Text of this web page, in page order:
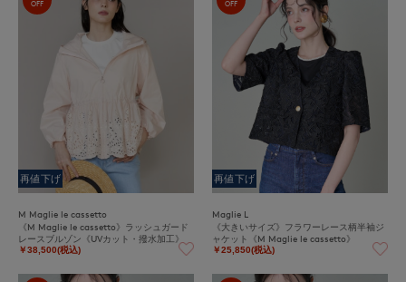
OFF
再値下げ
M Maglie le cassetto
《M Maglie le cassetto》ラッシュガード
レースブルゾン《UVカット・撥水加工》
￥38,500(税込)
OFF
再値下げ
Maglie L
《大きいサイズ》フラワーレース柄半袖ジ
ャケット《M Maglie le cassetto》
￥25,850(税込)